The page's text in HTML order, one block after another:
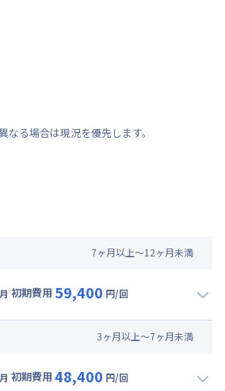
る場合は現況を優先します。
7ヶ月以上～12ヶ月未満
初期費用 59,400 円/回
(900円/日) (税抜)
3ヶ月以上～7ヶ月未満
初期費用 48,400 円/回